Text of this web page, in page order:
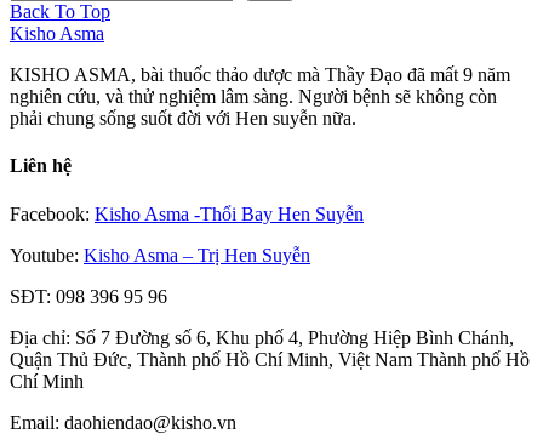
Back To Top
Kisho Asma
KISHO ASMA, bài thuốc thảo dược mà Thầy Đạo đã mất 9 năm
nghiên cứu, và thử nghiệm lâm sàng. Người bệnh sẽ không còn
phải chung sống suốt đời với Hen suyễn nữa.
Liên hệ
Facebook: Kisho Asma -Thổi Bay Hen Suyễn
Youtube: Kisho Asma – Trị Hen Suyễn
SĐT: 098 396 95 96
Địa chỉ: Số 7 Đường số 6, Khu phố 4, Phường Hiệp Bình Chánh,
Quận Thủ Đức, Thành phố Hồ Chí Minh, Việt Nam Thành phố Hồ
Chí Minh
Email: daohiendao@kisho.vn